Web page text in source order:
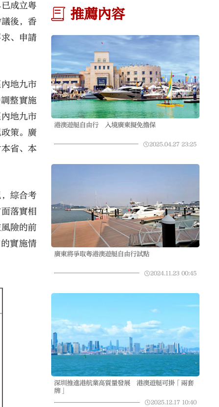
成立粵
後，香
、申請
地九市
整實施
地九市
策。廣
省、本
綜合考
落實相
險的前
實施情
推薦內容
港澳遊艇自由行 入境廣東擬免擔保
2025.04.27 23:25
廣東將爭取粵港澳遊艇自由行試點
2024.11.23 00:45
深圳推進港航業高質量發展 港澳遊艇可掛「兩套
牌」
2025.12.17 10:40